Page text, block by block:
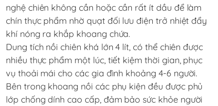
nghệ chiên không cần hoặc cần rất ít dầu để làm
chín thực phẩm nhờ quạt đối lưu điện trở nhiệt đẩy
khí nóng ra khắp khoang chứa.
Dung tích nồi chiên khá lớn 4 lít, có thể chiên được
nhiều thực phẩm một lúc, tiết kiệm thời gian, phục
vụ thoải mái cho các gia đình khoảng 4-6 người.
Bên trong khoang nồi các phụ kiện đều được phủ
lớp chống dính cao cấp, đảm bảo sức khỏe người